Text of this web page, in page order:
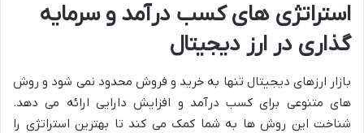
استراتژی های کسب درآمد و سرمایه
گذاری در ارز دیجیتال
بازار ارزهای دیجیتال تنها به خرید و فروش محدود نمی شود و روش
های متنوعی برای کسب درآمد و افزایش دارایی ارائه می دهد.
شناخت این روش ها به شما کمک می کند تا بهترین استراتژی را